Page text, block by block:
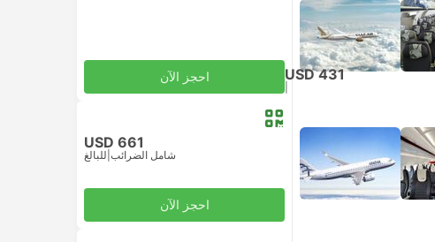
USD 431 احجز الآن
USD 661
شامل الضرائب للبالغ
احجز الآن